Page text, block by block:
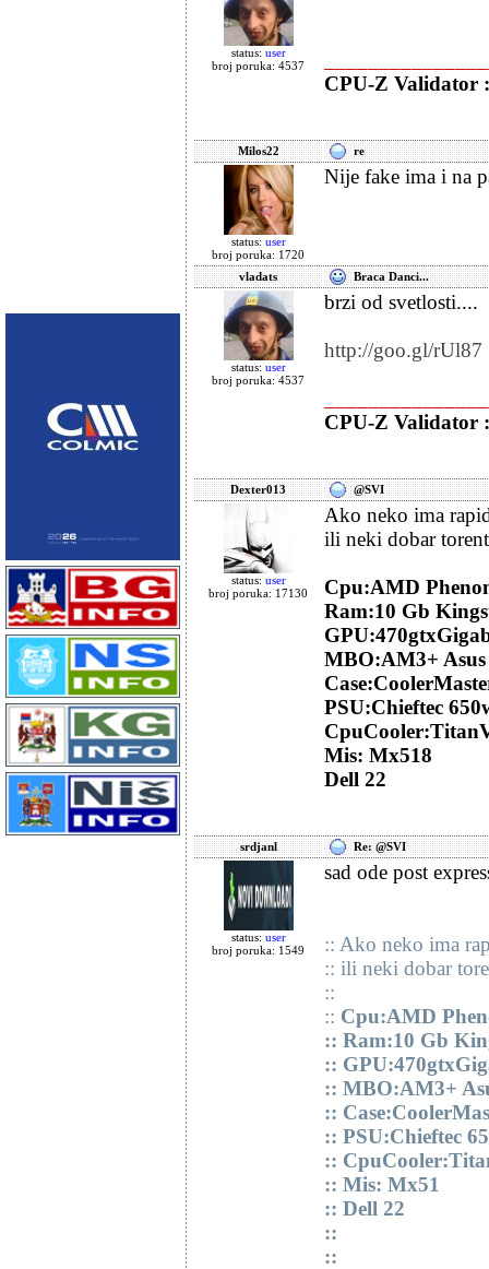
status: user
broj poruka: 4537
CPU-Z Validator :
Milos22 re
status: user
broj poruka: 1720
Nije fake ima i na
vladats Braca Danci...
status: user
broj poruka: 4537
brzi od svetlosti....
http://goo.gl/rUl87
CPU-Z Validator :
Dexter013 @SVI
status: user
broj poruka: 17130
Ako neko ima
ili neki dobar
Cpu:AMD
Ram:10 Gb
MBO:AM3+
PSU:Chieftec
Mis: Mx518
Dell 22
srdjanl Re: @SVI
status: user
broj poruka: 1549
sad ode post
:: Ako neko ima
:: ili neki dobar
::
:: Cpu:AMD
:: Ram:10 Gb
::
:: MBO:AM3+
::
:: PSU:Chieftec
::
:: Mis: Mx51
:: Dell 22
::
::